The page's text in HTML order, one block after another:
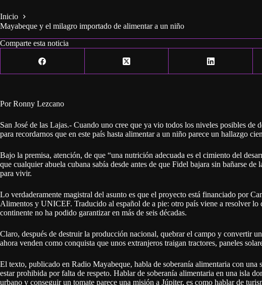
Inicio
Mayabeque y el milagro importado de alimentar a un niño
Comparte esta noticia
Por Ronny Lezcano
San José de las Lajas.- Cuando uno cree que ya vio todos los niveles posibles de
para recordarnos que en este país hasta alimentar a un niño parece un hallazgo
Bajo la premisa, atención, de que “una nutrición adecuada es el cimiento del
que cualquier abuela cubana sabía desde antes de que Fidel bajara sin bañarse de
para vivir.
Lo verdaderamente magistral del asunto es que el proyecto está financiado por
Alimentos y UNICEF. Traducido al español de a pie: otro país viene a resolver lo
continente no ha podido garantizar en más de seis décadas.
Claro, después de destruir la producción nacional, quebrar el campo y convertir
ahora venden como conquista que unos extranjeros traigan tractores, paneles
El texto, publicado en Radio Mayabeque, habla de soberanía alimentaria con una
estar prohibida por falta de respeto. Hablar de soberanía alimentaria en una isla
urbano y conseguir un tomate parece una misión a Júpiter, es como hablar de